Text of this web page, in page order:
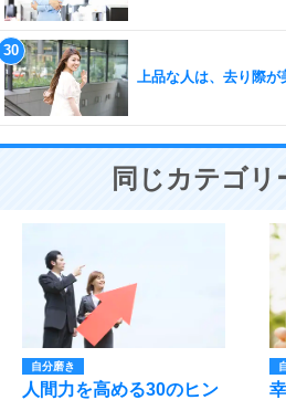
上品な人は、去り際が
同じカテゴリ
自分磨き
人間力を高める30のヒン